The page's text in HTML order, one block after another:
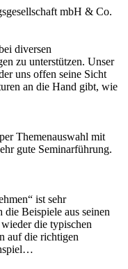
mbH & Co.
diversen
zu unterstützen. Unser
uns offen seine Sicht
an die Hand gibt, wie
Themenauswahl mit
gute Seminarführung.
ist sehr
Beispiele aus seinen
die typischen
auf die richtigen